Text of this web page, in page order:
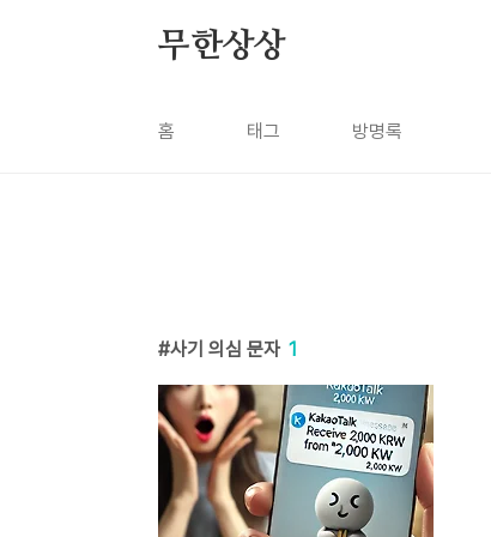
무한상상
홈 태그 방명록
사기 의심 문자 1